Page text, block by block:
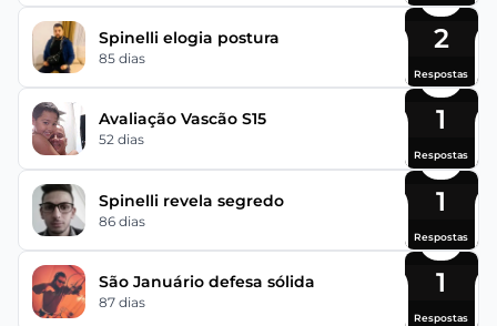
Spinelli elogia postura
85 dias
2
Respostas
Avaliação Vascão S15
52 dias
1
Respostas
Spinelli revela segredo
86 dias
1
Respostas
São Januário defesa sólida
87 dias
1
Respostas